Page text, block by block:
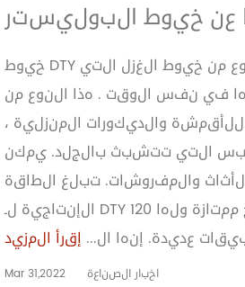
خيوط DTY البوليستر هي نوع من خيوط الغزل التي
في نفس الوقت . هذا النوع من
والديكورات المنزلية ،
التي تتشبث بالجلد. يمكن
والمفروشات. تبلغ الطاقة
الإنتاجية لـ DTY 120 طنًا. جودة المنتج ممتازة ولها
عديدة. إنها ال... إقرأ المزيد
Mar 31,2022 اخبار الصناعة